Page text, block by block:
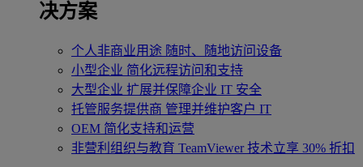
决方案
个人非商业用途 随时、随地访问设备
小型企业 简化远程访问和支持
大型企业 扩展并保障企业 IT 安全
托管服务提供商 管理并维护客户 IT
OEM 简化支持和运营
非营利组织与教育 TeamViewer 技术立享 30% 折扣